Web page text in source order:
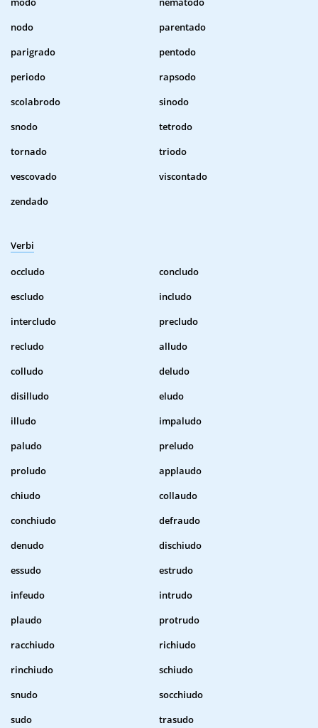
nodo
parentado
parigrado
pentodo
periodo
rapsodo
scolabrodo
sinodo
snodo
tetrodo
tornado
triodo
vescovado
viscontado
zendado
Verbi
occludo
concludo
escludo
includo
intercludo
precludo
recludo
alludo
colludo
deludo
disilludo
eludo
illudo
impaludo
paludo
preludo
proludo
applaudo
chiudo
collaudo
conchiudo
defraudo
denudo
dischiudo
essudo
estrudo
infeudo
intrudo
plaudo
protrudo
racchiudo
richiudo
rinchiudo
schiudo
snudo
socchiudo
sudo
trasudo